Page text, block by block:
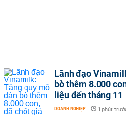
Lãnh đạo
bò thêm 8.000
liệu đến tháng 11
DOANH NGHIỆP - 1 phút